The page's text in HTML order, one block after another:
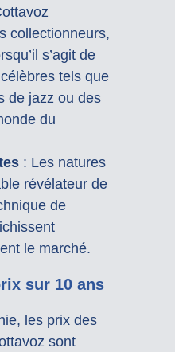
collectionneurs,
s’agit de
tels que
de jazz ou des
du
: Les natures
révélateur de
de
le marché.
sur 10 ans
les prix des
sont